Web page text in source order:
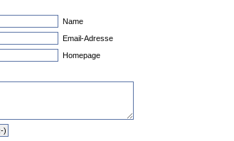
Name
Email-Adresse
Homepage